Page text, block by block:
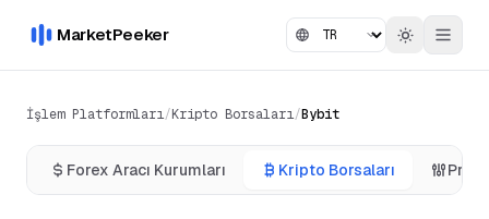
MarketPeeker
İşlem Platformları/Kripto Borsaları/Bybit
Forex Aracı Kurumları Kripto Borsaları Prop